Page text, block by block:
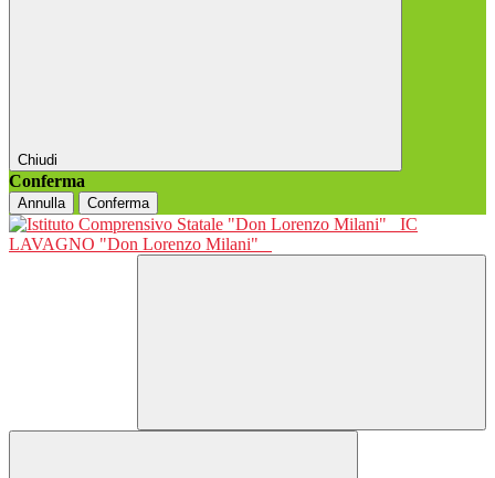
Chiudi
Conferma
Annulla Conferma
IC
LAVAGNO "Don Lorenzo Milani"